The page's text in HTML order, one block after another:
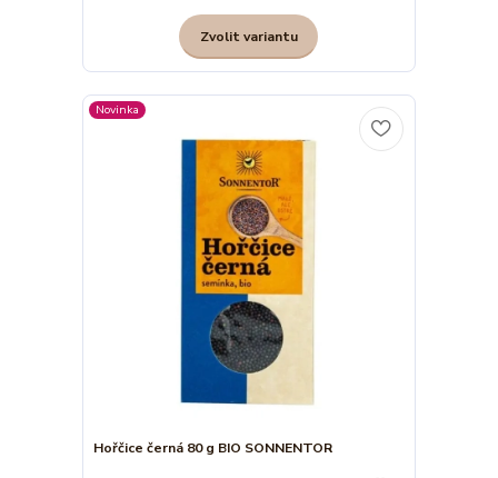
Zvolit variantu
Novinka
Hořčice černá 80 g BIO SONNENTOR